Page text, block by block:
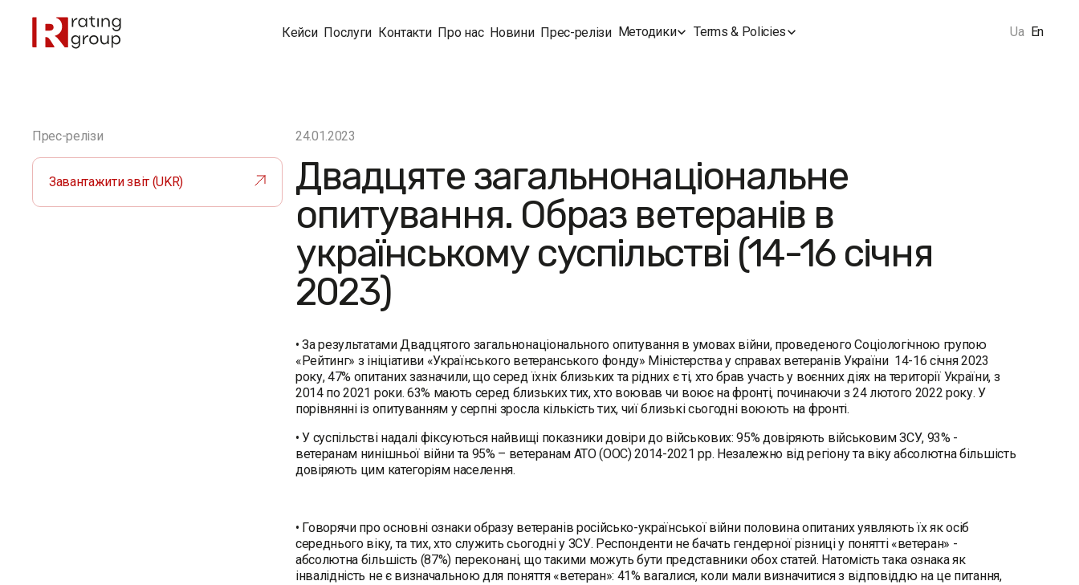
Кейси Послуги Контакти Про нас Новини Прес-релізи Методики Terms & Policies Ua En
Прес-релізи
Завантажити звіт (UKR)
24.01.2023
Двадцяте загальнонаціональне
опитування. Образ ветеранів в
українському суспільстві (14-16 січня
2023)
• За результатами Двадцятого загальнонаціонального опитування в умовах війни, проведеного Соціологічною групою
«Рейтинг» з ініціативи «Українського ветеранського фонду» Міністерства у справах ветеранів України 14-16 січня 2023
року, 47% опитаних зазначили, що серед їхніх близьких та рідних є ті, хто брав участь у воєнних діях на території України, з
2014 по 2021 роки. 63% мають серед близьких тих, хто воював чи воює на фронті, починаючи з 24 лютого 2022 року. У
порівнянні із опитуванням у серпні зросла кількість тих, чиї близькі сьогодні воюють на фронті.
• У суспільстві надалі фіксуються найвищі показники довіри до військових: 95% довіряють військовим ЗСУ, 93% -
ветеранам нинішньої війни та 95% – ветеранам АТО (ООС) 2014-2021 рр. Незалежно від регіону та віку абсолютна більшість
довіряють цим категоріям населення.
• Говорячи про основні ознаки образу ветеранів російсько-української війни половина опитаних уявляють їх як осіб
середнього віку, та тих, хто служить сьогодні у ЗСУ. Респонденти не бачать гендерної різниці у понятті «ветеран» -
абсолютна більшість (87%) переконані, що такими можуть бути представники обох статей. Натомість така ознака як
інвалідність не є визначальною для поняття «ветеран»: 41% вагалися, коли мали визначитися з відповіддю на це питання,